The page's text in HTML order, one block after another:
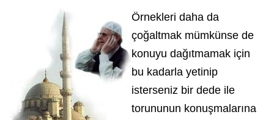
Örnekleri daha da
çoğaltmak mümkünse de
konuyu dağıtmamak için
bu kadarla yetinip
isterseniz bir dede ile
torununun konuşmalarına